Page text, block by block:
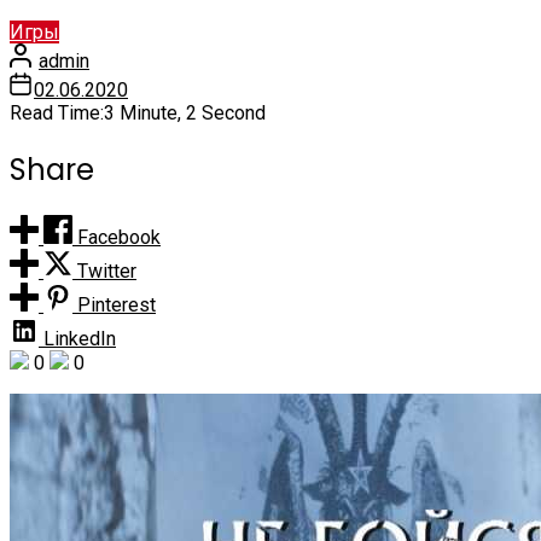
Игры
admin
02.06.2020
Read Time:3 Minute, 2 Second
Share
Facebook
Twitter
Pinterest
LinkedIn
0
0